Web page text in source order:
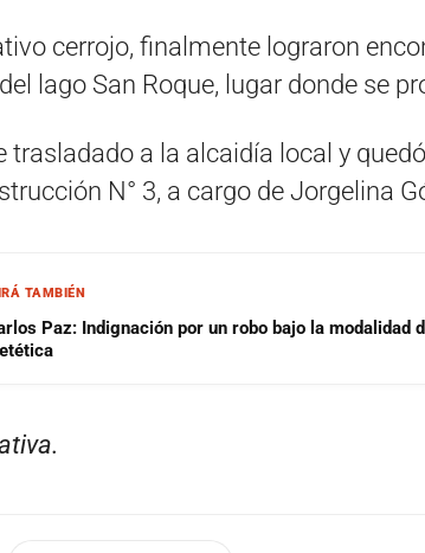
cerrojo, finalmente lograron
lago San Roque, lugar donde se
trasladado a la alcaidía local y
N° 3, a cargo de Jorgelina
TAMBIÉN
Paz: Indignación por un robo bajo la modalidad